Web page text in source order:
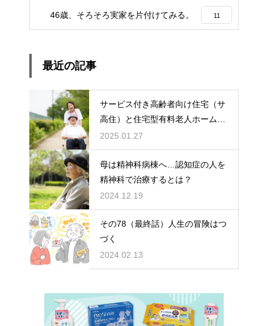
46歳、そろそろ実家を片付けてみる。 11
最近の記事
サービス付き高齢者向け住宅（サ
高住）と住宅型有料老人ホーム：
どちらを選ぶ？
2025.01.27
母は精神科病棟へ…認知症の人を
精神科で治療するとは？
2024.12.19
その78（最終話）人生の冒険はつ
づく
2024.02.13